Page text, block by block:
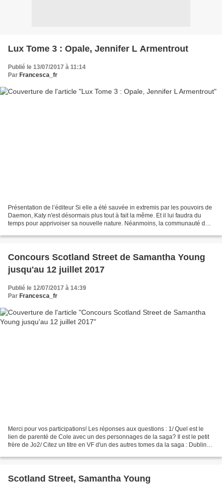
Lux Tome 3 : Opale, Jennifer L Armentrout
Publié le 13/07/2017 à 11:14
Par Francesca_fr
Présentation de l’éditeur Si elle a été sauvée in extremis par les pouvoirs de
Daemon, Katy n'est désormais plus tout à fait la même. Et il lui faudra du
temps pour apprivoiser sa nouvelle nature. Néanmoins, la communauté des
Concours Scotland Street de Samantha Young
jusqu'au 12 juillet 2017
Publié le 12/07/2017 à 14:39
Par Francesca_fr
Merci pour vos participations! Les réponses aux questions : 1/ Quel est le
lien de parenté de Cole avec un des personnages de la saga? Il est le petit
frère de Jo2/ Citez un titre en VF d'un des autres tomes da la saga : Dublin
Scotland Street, Samantha Young